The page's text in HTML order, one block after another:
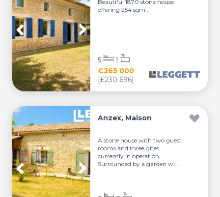
Beautiful 1870 stone house
offering 254 sqm...
€265 000
[£230 696]
5 1
Anzex, Maison
A stone house with two guest
rooms and three gites
currently in operation.
Surrounded by a garden wi...